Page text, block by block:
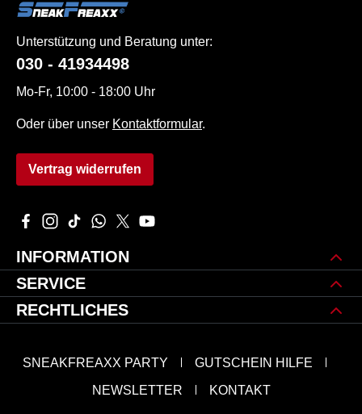
Unterstützung und Beratung unter:
030 - 41934498
Mo-Fr, 10:00 - 18:00 Uhr
Oder über unser Kontaktformular.
Vertrag widerrufen
Besuche uns auf Facebook – öffnet in neuem Tab (externer
Schau auf Instagram vorbei – öffnet in neuem Tab
Sieh dir unsere TikTok-Videos an – öffnet in neuem
Schreib uns auf WhatsApp – öffnet in neuem
Folge uns auf X – öffnet in neuem Tab
Sieh dir unsere Videos auf YouTube
INFORMATION
SERVICE
RECHTLICHES
SNEAKFREAXX PARTY
GUTSCHEIN HILFE
NEWSLETTER
KONTAKT